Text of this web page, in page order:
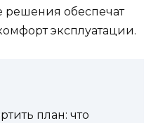
решения обеспечат
эксплуатации.
план: что